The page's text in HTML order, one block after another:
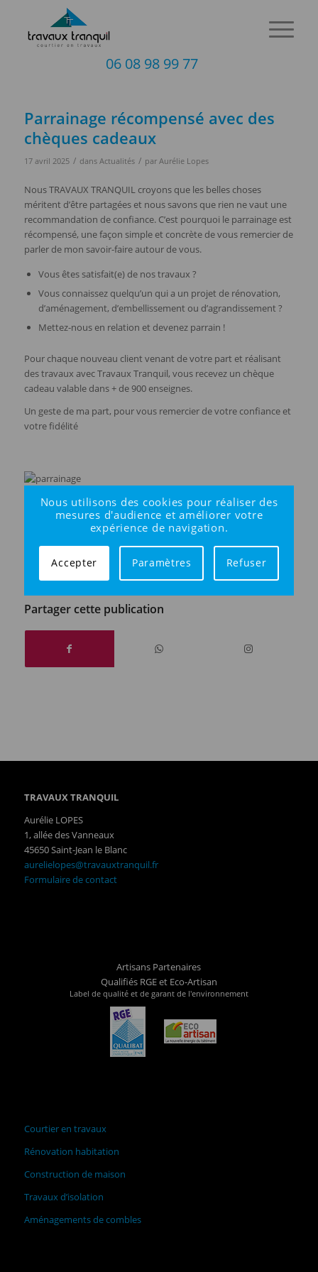
06 08 98 99 77
Parrainage récompensé avec des
chèques cadeaux
17 avril 2025 / dans Actualités / par Aurélie Lopes
Nous TRAVAUX TRANQUIL croyons que les belles choses
méritent d’être partagées et nous savons que rien ne vaut une
recommandation de confiance. C’est pourquoi le parrainage est
récompensé, une façon simple et concrète de vous remercier de
parler de mon savoir-faire autour de vous.
Vous êtes satisfait(e) de nos travaux ?
Vous connaissez quelqu’un qui a un projet de rénovation,
d’aménagement, d’embellissement ou d’agrandissement ?
Mettez-nous en relation et devenez parrain !
Pour chaque nouveau client venant de votre part et réalisant
des travaux avec Travaux Tranquil, vous recevez un chèque
cadeau valable dans + de 900 enseignes.
Un geste de ma part, pour vous remercier de votre confiance et
votre fidélité
Partager cette publication
TRAVAUX TRANQUIL
Aurélie LOPES
1, allée des Vanneaux
45650 Saint-Jean le Blanc
aurelielopes@travauxtranquil.fr
Formulaire de contact
Artisans Partenaires
Qualifiés RGE et Eco-Artisan
Label de qualité et de garant de l'environnement
Courtier en travaux
Rénovation habitation
Construction de maison
Travaux d’isolation
Aménagements de combles
Nous utilisons des cookies pour réaliser des
mesures d'audience et améliorer votre
expérience de navigation.
Accepter Paramètres Refuser